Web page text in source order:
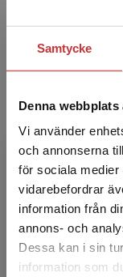
Samtycke
Denna
Vi använder
och annonserna
för sociala
vidarebefordrar
information från
annons- och
Dessa kan i sin
information som
doktor i
intresserat
gavs ut 1...